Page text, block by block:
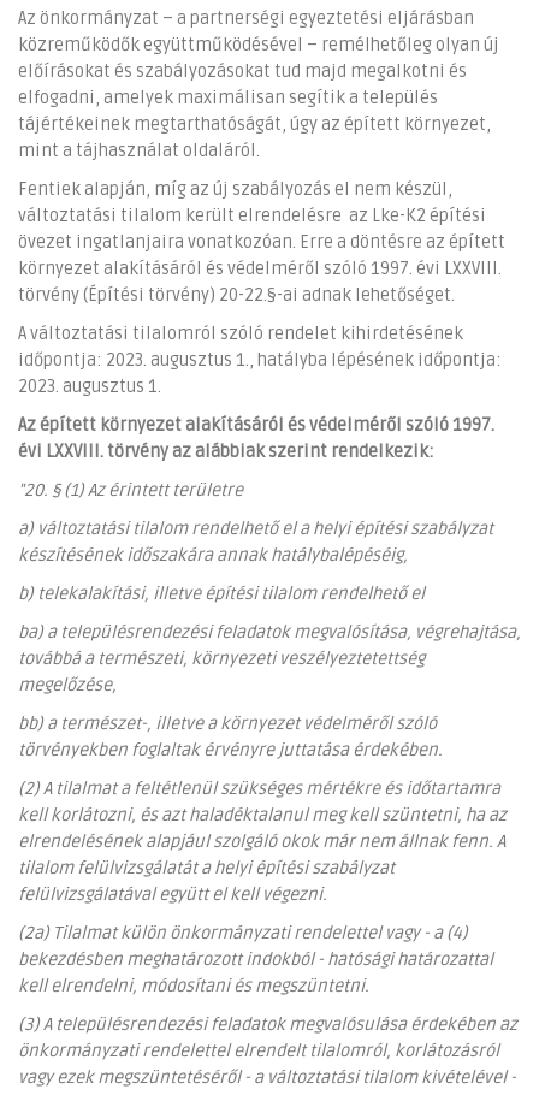
Az önkormányzat – a partnerségi egyeztetési eljárásban
közreműködők együttműködésével – remélhetőleg olyan új
előírásokat és szabályozásokat tud majd megalkotni és
elfogadni, amelyek maximálisan segítik a település
tájértékeinek megtarthatóságát, úgy az épített környezet,
mint a tájhasználat oldaláról.
Fentiek alapján, míg az új szabályozás el nem készül,
változtatási tilalom került elrendelésre az Lke-K2 építési
övezet ingatlanjaira vonatkozóan. Erre a döntésre az épített
környezet alakításáról és védelméről szóló 1997. évi LXXVIII.
törvény (Építési törvény) 20-22.§-ai adnak lehetőséget.
A változtatási tilalomról szóló rendelet kihirdetésének
időpontja: 2023. augusztus 1., hatályba lépésének időpontja:
2023. augusztus 1.
Az épített környezet alakításáról és védelméről szóló 1997.
évi LXXVIII. törvény az alábbiak szerint rendelkezik:
"20. § (1) Az érintett területre
a) változtatási tilalom rendelhető el a helyi építési szabályzat
készítésének időszakára annak hatálybalépéséig,
b) telekalakítási, illetve építési tilalom rendelhető el
ba) a településrendezési feladatok megvalósítása, végrehajtása,
továbbá a természeti, környezeti veszélyeztetettség
megelőzése,
bb) a természet-, illetve a környezet védelméről szóló
törvényekben foglaltak érvényre juttatása érdekében.
(2) A tilalmat a feltétlenül szükséges mértékre és időtartamra
kell korlátozni, és azt haladéktalanul meg kell szüntetni, ha az
elrendelésének alapjául szolgáló okok már nem állnak fenn. A
tilalom felülvizsgálatát a helyi építési szabályzat
felülvizsgálatával együtt el kell végezni.
(2a) Tilalmat külön önkormányzati rendelettel vagy - a (4)
bekezdésben meghatározott indokból - hatósági határozattal
kell elrendelni, módosítani és megszüntetni.
(3) A településrendezési feladatok megvalósulása érdekében az
önkormányzati rendelettel elrendelt tilalomról, korlátozásról
vagy ezek megszüntetéséről - a változtatási tilalom kivételével -